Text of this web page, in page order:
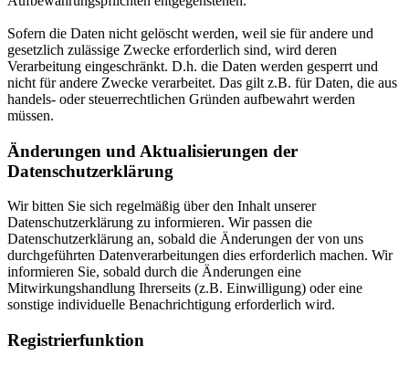
Sofern die Daten nicht gelöscht werden, weil sie für andere und
gesetzlich zulässige Zwecke erforderlich sind, wird deren
Verarbeitung eingeschränkt. D.h. die Daten werden gesperrt und
nicht für andere Zwecke verarbeitet. Das gilt z.B. für Daten, die aus
handels- oder steuerrechtlichen Gründen aufbewahrt werden
müssen.
Änderungen und Aktualisierungen der
Datenschutzerklärung
Wir bitten Sie sich regelmäßig über den Inhalt unserer
Datenschutzerklärung zu informieren. Wir passen die
Datenschutzerklärung an, sobald die Änderungen der von uns
durchgeführten Datenverarbeitungen dies erforderlich machen. Wir
informieren Sie, sobald durch die Änderungen eine
Mitwirkungshandlung Ihrerseits (z.B. Einwilligung) oder eine
sonstige individuelle Benachrichtigung erforderlich wird.
Registrierfunktion